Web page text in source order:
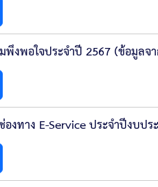
ะ
ชิญชวน
รัพย์สินประจำปี
ใช้งานของสินทรัพย์ขององ
ะเบียนพัสดุและทรัพย์สิน
พึงพอใจประจำปี 2567 (ข้อมูลจ
องทาง E-Service ประจำปีงบป